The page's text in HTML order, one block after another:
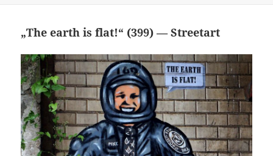
„The earth is flat!“ (399) — Streetart